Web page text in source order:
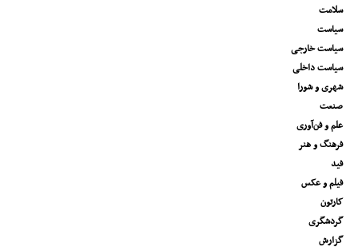
سلامت
سیاست
سیاست خارجی
سیاست داخلی
شهری و شورا
صنعت
علم و فن‌آوری
فرهنگ و هنر
فید
فیلم و عکس
کارتون
گردشگری
گزارش